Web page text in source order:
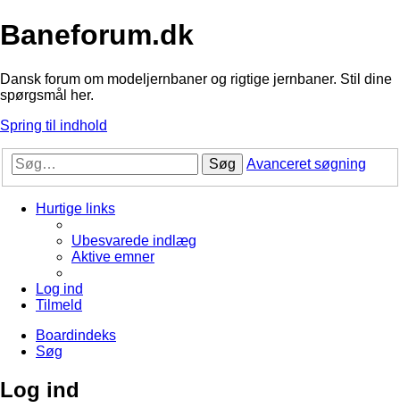
Baneforum.dk
Dansk forum om modeljernbaner og rigtige jernbaner. Stil dine
spørgsmål her.
Spring til indhold
Søg Avanceret søgning
Hurtige links
Ubesvarede indlæg
Aktive emner
Log ind
Tilmeld
Boardindeks
Søg
Log ind